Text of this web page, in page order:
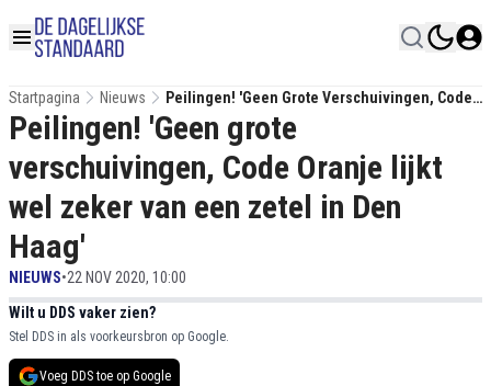
Startpagina Nieuws
Peilingen! 'Geen Grote Verschuivingen, Code
Oranje Lijkt Wel Zeker Van Een Zetel In Den
Haag'
Peilingen! 'Geen grote
verschuivingen, Code Oranje lijkt
wel zeker van een zetel in Den
Haag'
NIEUWS•22 NOV 2020, 10:00
Wilt u DDS vaker zien?
Stel DDS in als voorkeursbron op Google.
Voeg DDS toe op Google